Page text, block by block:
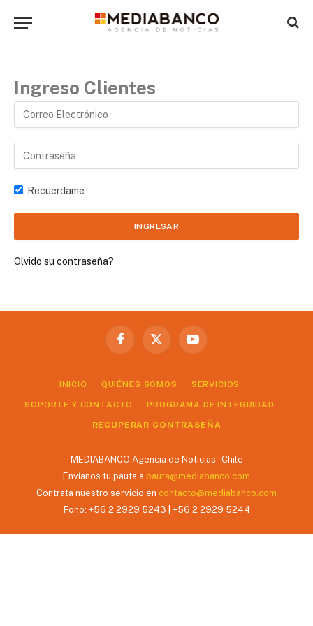
Ingreso Clientes
Recuérdame
Olvido su contraseña?
Facebook
X
YouTube
INICIO QUIÉNES SOMOS SERVICIOS
SOPORTE Y CONTACTO PROGRAMA DE INTEGRIDAD
RECUPERAR CONTRASEÑA
MEDIABANCO Agencia de Noticias - Chile
Envíanos tu pauta a pauta@mediabanco.com
Contrata nuestro servicio en contacto@mediabanco.com
Fono: +56 2 2929 5243 | +56 2 2929 5244